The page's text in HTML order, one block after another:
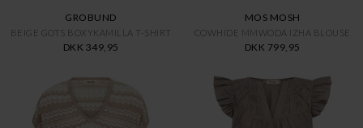
GROBUND
BEIGE GOTS BOXYKAMILLA T-SHIRT
DKK 349,95
MOS MOSH
COWHIDE MMWODA IZHA BLOUSE
DKK 799,95